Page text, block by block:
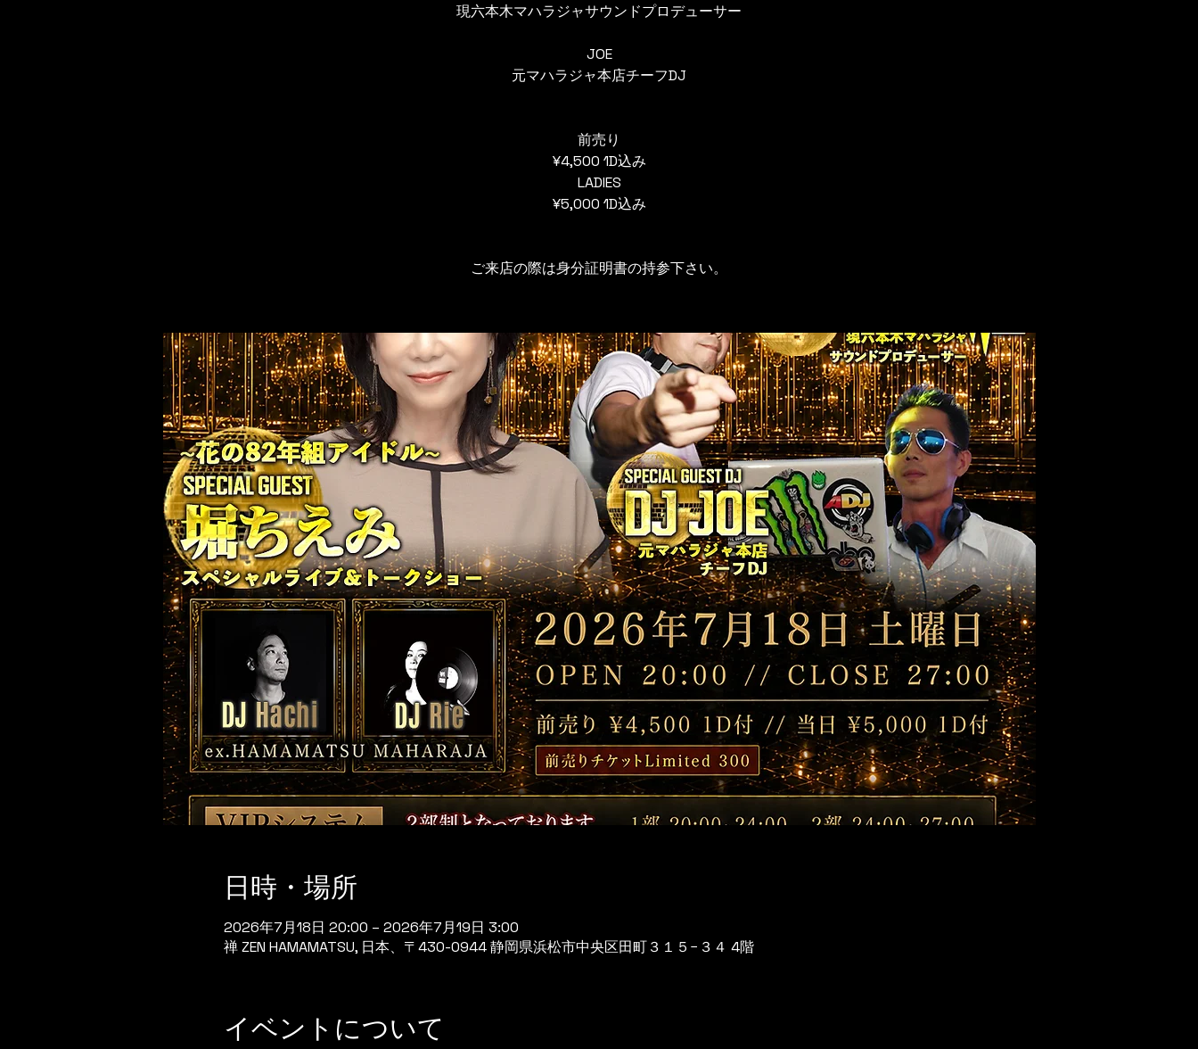
現六本木マハラジャサウンドプロデューサー
JOE
元マハラジャ本店チーフDJ
前売り
¥4,500 1D込み
LADIES
¥5,000 1D込み
ご来店の際は身分証明書の持参下さい。
日時・場所
2026年7月18日 20:00 – 2026年7月19日 3:00
禅 ZEN HAMAMATSU, 日本、〒430-0944 静岡県浜松市中央区田町３１５−３４ 4階
イベントについて